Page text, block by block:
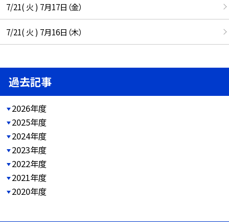
7/21( 火 ) 7月17日（金）
7/21( 火 ) 7月16日（木）
過去記事
2026年度
2025年度
2024年度
2023年度
2022年度
2021年度
2020年度